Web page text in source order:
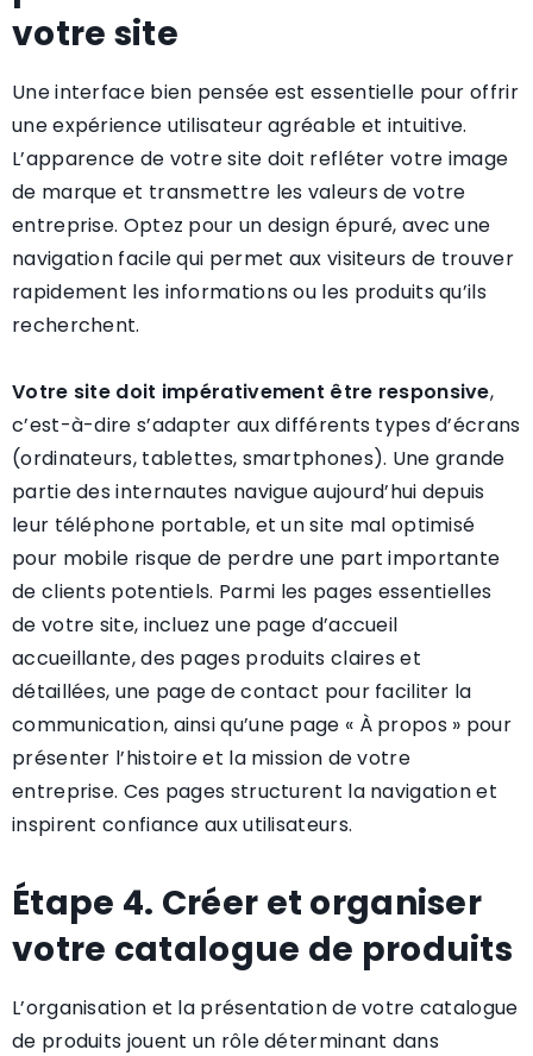
votre site
Une interface bien pensée est essentielle pour offrir
une expérience utilisateur agréable et intuitive.
L’apparence de votre site doit refléter votre image
de marque et transmettre les valeurs de votre
entreprise. Optez pour un design épuré, avec une
navigation facile qui permet aux visiteurs de trouver
rapidement les informations ou les produits qu’ils
recherchent.
Votre site doit impérativement être responsive,
c’est-à-dire s’adapter aux différents types d’écrans
(ordinateurs, tablettes, smartphones). Une grande
partie des internautes navigue aujourd’hui depuis
leur téléphone portable, et un site mal optimisé
pour mobile risque de perdre une part importante
de clients potentiels. Parmi les pages essentielles
de votre site, incluez une page d’accueil
accueillante, des pages produits claires et
détaillées, une page de contact pour faciliter la
communication, ainsi qu’une page « À propos » pour
présenter l’histoire et la mission de votre
entreprise. Ces pages structurent la navigation et
inspirent confiance aux utilisateurs.
Étape 4. Créer et organiser
votre catalogue de produits
L’organisation et la présentation de votre catalogue
de produits jouent un rôle déterminant dans